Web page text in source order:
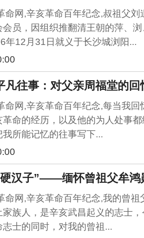
命网,辛亥革命百年纪念,叔祖父刘
员，因组织推翻清王朝的萍、
年12月31日就义于长沙城浏阳...
凡往事：对父亲周福堂的回
命网,辛亥革命百年纪念,每当我
命的经历，以及他的为人处事
所能记忆的往事写下...
汉子”——缅怀曾祖父牟鸿
命网,辛亥革命百年纪念,我的曾
族人，是辛亥武昌起义的志士
士的同时，对我的曾祖...